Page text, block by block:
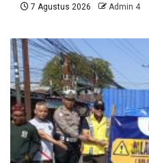
7 Agustus 2026 Admin 4